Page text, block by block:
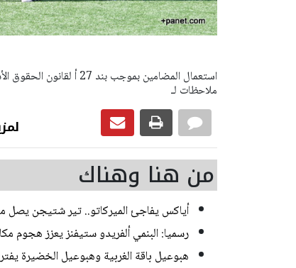
ملاحظات لـ
من هنا وهناك
أياكس يفاجئ الميركاتو.. تير شتيجن يصل
رسميا: البنمي ألفريدو ستيفنز يعزز هجوم
هبوعيل باقة الغربية وهبوعيل الخضيرة